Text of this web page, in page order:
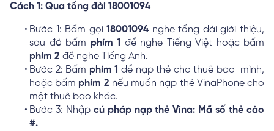
Cách 1: Qua tổng đài 18001094
Bước 1: Bấm gọi18001094 nghe tổng đài giới thiệu,
sau đó bấm phím 1 để nghe Tiếng Việt hoặc bấm
phím 2 để nghe Tiếng Anh.
Bước 2: Bấm phím 1 để nạp thẻ cho thuê bao mình,
hoặc bấm phím 2 nếu muốn nạp thẻ VinaPhone cho
một thuê bao khác.
Bước 3: Nhập cú pháp nạp thẻ Vina: Mã số thẻ cào
#.